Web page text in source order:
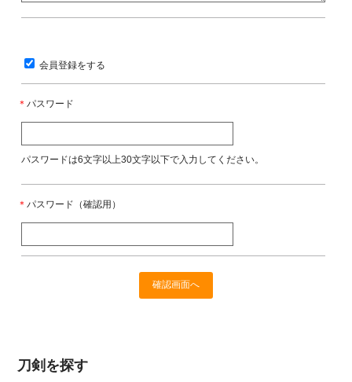
会員登録をする
＊パスワード
パスワードは6文字以上30文字以下で入力してください。
＊パスワード（確認用）
刀剣を探す